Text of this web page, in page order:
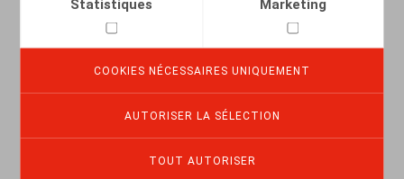
Statistiques Marketing
COOKIES NÉCESSAIRES UNIQUEMENT
AUTORISER LA SÉLECTION
TOUT AUTORISER
26.10.2012